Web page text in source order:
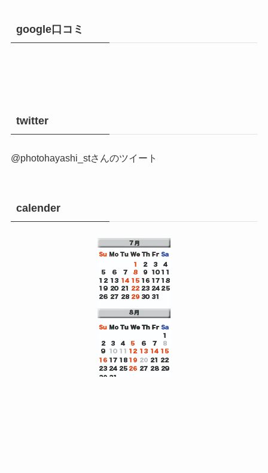
google口コミ
twitter
@photohayashi_stさんのツイート
calender